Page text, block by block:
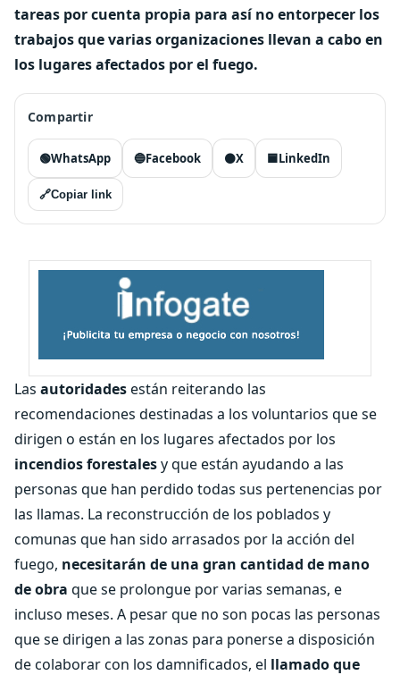
tareas por cuenta propia para así no entorpecer los
trabajos que varias organizaciones llevan a cabo en
los lugares afectados por el fuego.
Compartir
🟢WhatsApp 🔵Facebook ⚫X 🟦LinkedIn
🔗Copiar link
Las autoridadesestán reiterando las
recomendaciones destinadas a los voluntarios que se
dirigen o están en los lugares afectados por los
incendios forestalesy que están ayudando a las
personas que han perdido todas sus pertenencias por
las llamas. La reconstrucción de los poblados y
comunas que han sido arrasados por la acción del
fuego, necesitarán de una gran cantidad de mano
de obra que se prolongue por varias semanas, e
incluso meses. A pesar que no son pocas las personas
que se dirigen a las zonas para ponerse a disposición
de colaborar con los damnificados, el llamado que